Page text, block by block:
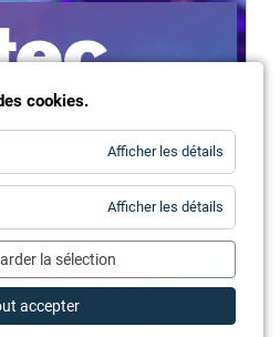
cookies.
Afficher les détails
Afficher les détails
la sélection
accepter